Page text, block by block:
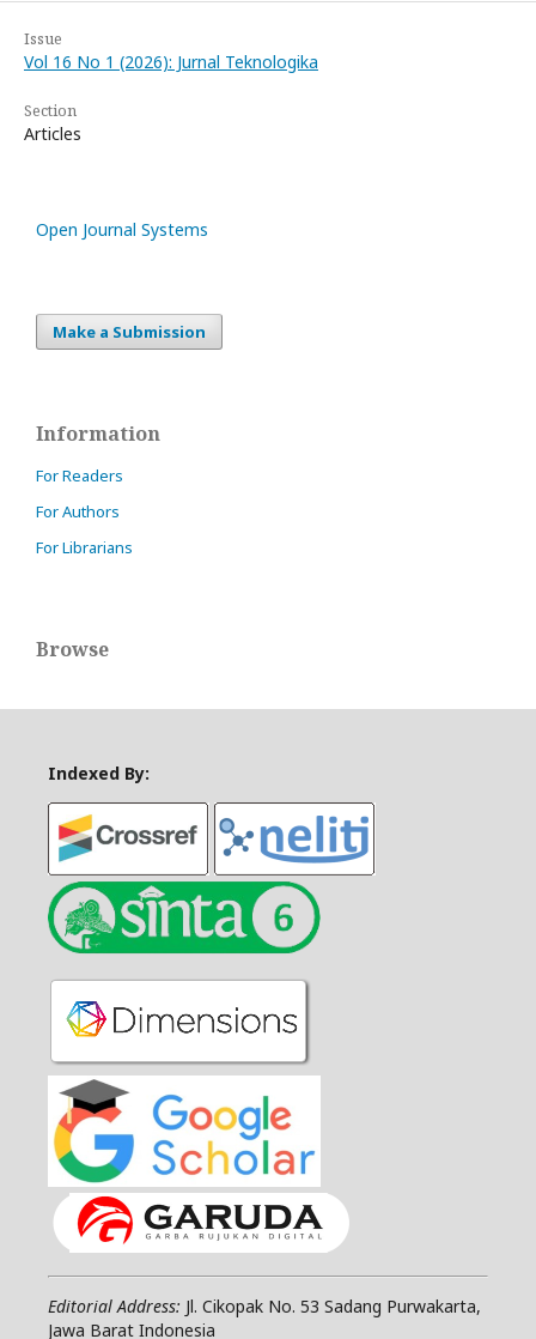
Issue
Vol 16 No 1 (2026): Jurnal Teknologika
Section
Articles
Open Journal Systems
Make a Submission
Information
For Readers
For Authors
For Librarians
Browse
Indexed By:
Editorial Address: Jl. Cikopak No. 53 Sadang Purwakarta,
Jawa Barat Indonesia